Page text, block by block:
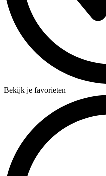
Bekijk je favorieten